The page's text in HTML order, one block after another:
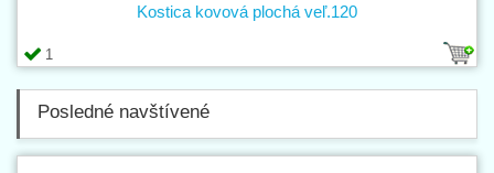
1
Kostica kovová plochá veľ.120
Posledné navštívené